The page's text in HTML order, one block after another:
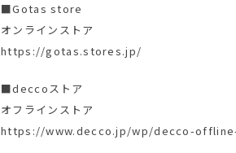
■Gotas store
オンラインストア
https://gotas.stores.jp/
■deccoストア
オフラインストア
https://www.decco.jp/wp/decco-